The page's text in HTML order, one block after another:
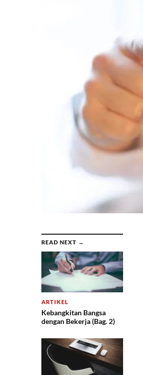
READ NEXT →
ARTIKEL
Kebangkitan Bangsa
dengan Bekerja (Bag. 2)